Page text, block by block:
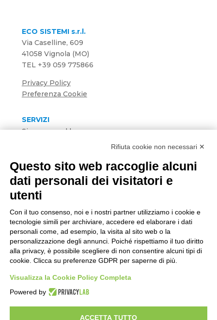
ECO SISTEMI s.r.l.
Via Caselline, 609
41058 Vignola (MO)
TEL +39 059 775866
Privacy Policy
Preferenza Cookie
SERVIZI
Sicurezza sul lavoro
Sistemi di gestione
Ambiente
HACCP
FOLLOW US
CONTACT US
SCRIVICI
Developed byGruppo Alchimie| P.IVA e CF
02803710363 | REA MO02803710363 | Capitale
Rifiuta cookie non necessari ✕
Questo sito web raccoglie alcuni
dati personali dei visitatori e
utenti
Con il tuo consenso, noi e i nostri partner utilizziamo i cookie e
tecnologie simili per archiviare, accedere ed elaborare i dati
personali come, ad esempio, la visita al sito web o la
personalizzazione degli annunci. Poiché rispettiamo il tuo diritto
alla privacy, è possibile scegliere di non consentire alcuni tipi di
cookie. Clicca su preferenze GDPR per saperne di più.
Visualizza la Cookie Policy Completa
Powered by
ACCETTA TUTTO